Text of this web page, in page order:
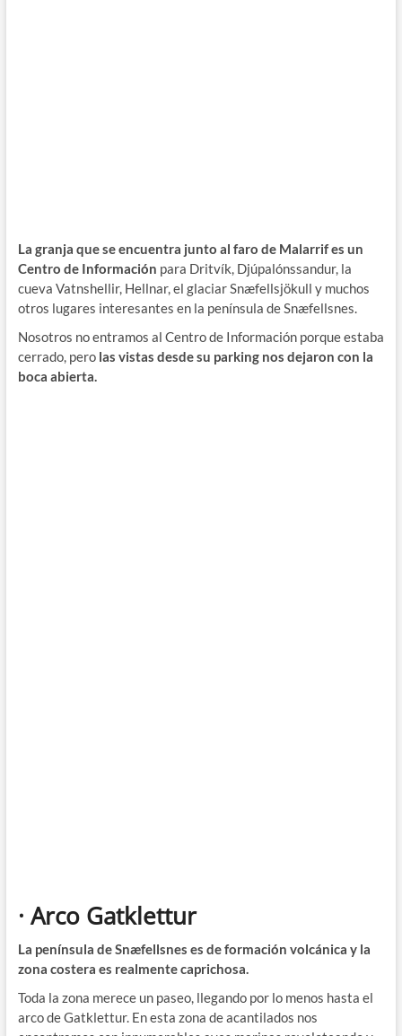
La granja que se encuentra junto al faro de Malarrif es un
Centro de Información para Dritvík, Djúpalónssandur, la
cueva Vatnshellir, Hellnar, el glaciar Snæfellsjökull y muchos
otros lugares interesantes en la península de Snæfellsnes.
Nosotros no entramos al Centro de Información porque estaba
cerrado, pero las vistas desde su parking nos dejaron con la
boca abierta.
· Arco Gatklettur
La península de Snæfellsnes es de formación volcánica y la
zona costera es realmente caprichosa.
Toda la zona merece un paseo, llegando por lo menos hasta el
arco de Gatklettur. En esta zona de acantilados nos